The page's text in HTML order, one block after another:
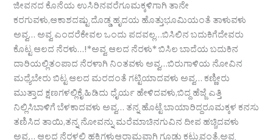
ಜೀವನದ ಕೊನೆಯ ಉಸಿರಿನವರೆಗೂಮಕ್ಕಳಿಗಾಗಿ ತಾನೇ
ಕರಗುವಳು,ಆಕಾಶದಷ್ಟು ದೊಡ್ಡ ಹೃದಯ ಹೊತ್ತುಭೂಮಿಯಂತೆ ತಾಳುವಳು
ಅವ್ವ… ಅವ್ವ ಎಂದರೆಕೇವಲ ಒಂದು ಪದವಲ್ಲ…ಬಿಸಿಲಿನ ಬದುಕಿಗೆದೇವರು
ಕೊಟ್ಟ ಆಲದ ನೆರಳು…!*ಅವ್ವ ಆಲದ ನೆರಳು* ಬಿಸಿಲ ಬಾದೆಯ ಬದುಕಿನ
ದಾರಿಯಲ್ಲಿತಂಪಾದ ನೆರಳಾಗಿ ನಿಂತವಳು ಅವ್ವ…ಬಿರುಗಾಳಿಯ ನೋವಿನ
ಮಧ್ಯೆಬೇರು ಬಿಟ್ಟ ಆಲದ ಮರದಂತೆ ಗಟ್ಟಿಯಾದವಳು ಅವ್ವ… ಕಣ್ಣೀರು
ಮುತ್ತಾದ ಕ್ಷಣಗಳಲ್ಲಿಕೈ ಹಿಡಿದು ಧೈರ್ಯ ಹೇಳಿದವಳು,ಬಿದ್ದ ಹೆಜ್ಜೆ ಎತ್ತಿ
ನಿಲ್ಲಿಸಿಬಾಳಿಗೆ ಬೆಳಕಾದವಳು ಅವ್ವ… ತನ್ನ ಹೊಟ್ಟೆ ಬಾಯಾರಿದ್ದರೂಮಕ್ಕಳ ಕನಸು
ತಣಿಸಿದ ತಾಯಿ,ತನ್ನ ನೋವನ್ನು ಮರೆಮಾಚಿನಗುವಿನ ದೀಪ ಹಚ್ಚಿದವಳು